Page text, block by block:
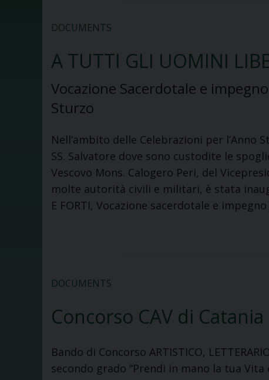
DOCUMENTS
A TUTTI GLI UOMINI
Vocazione Sacerdotale e
Sturzo
Nell’ambito delle Celebrazioni per l’Anno
SS. Salvatore dove sono custodite le
Vescovo Mons. Calogero Peri, del
molte autorità civili e militari, è stata
E FORTI, Vocazione sacerdotale e
DOCUMENTS
Concorso CAV di Catania
Bando di Concorso ARTISTICO,
secondo grado “Prendi in mano la tua Vita